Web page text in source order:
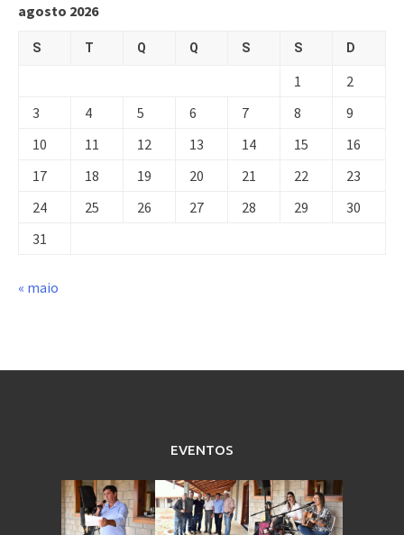
agosto 2026
S T Q Q S S D
1
2
3
4 5 6 7 8
9
10
11 12 13 14 15
16
17
18 19 20 21 22
23
24
25 26 27 28 29
30
31
« maio
EVENTOS